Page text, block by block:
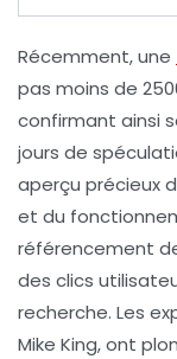
Récemment, une
pas moins de
confirmant ainsi
jours de
aperçu précieux
et du
référencement
des clics
recherche. Les
Mike King, ont